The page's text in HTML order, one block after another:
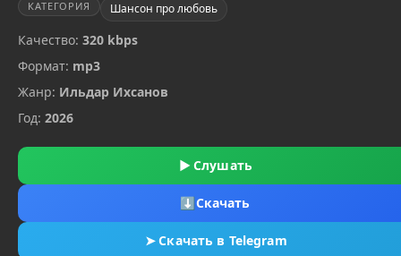
КАТЕГОРИЯ Шансон про любовь
Качество: 320 kbps
Формат: mp3
Жанр: Ильдар Ихсанов
Год: 2026
▶ Слушать
⬇Скачать
➤Скачать в Telegram